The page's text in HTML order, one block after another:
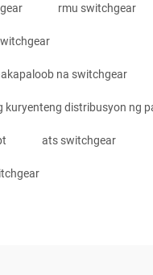
rmu switchgear
na switchgear
kuryenteng distribusyon ng
ats switchgear